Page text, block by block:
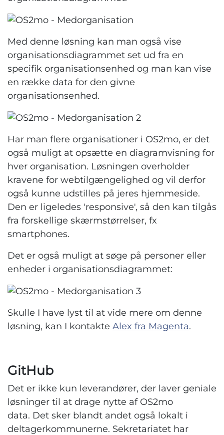
Med denne løsning kan man også vise
organisationsdiagrammet set ud fra en
specifik organisationsenhed og man kan vise
en række data for den givne
organisationsenhed.
Har man flere organisationer i OS2mo, er det
også muligt at opsætte en diagramvisning for
hver organisation. Løsningen overholder
kravene for webtilgængelighed og vil derfor
også kunne udstilles på jeres hjemmeside.
Den er ligeledes 'responsive', så den kan tilgås
fra forskellige skærmstørrelser, fx
smartphones.
Det er også muligt at søge på personer eller
enheder i organisationsdiagrammet:
Skulle I have lyst til at vide mere om denne
løsning, kan I kontakte Alex fra Magenta.
GitHub
Det er ikke kun leverandører, der laver geniale
løsninger til at drage nytte af OS2mo
data. Det sker blandt andet også lokalt i
deltagerkommunerne. Sekretariatet har